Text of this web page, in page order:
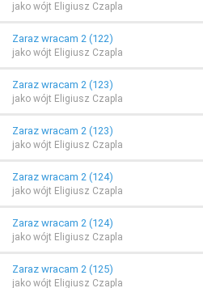
jako wójt Eligiusz Czapla
Zaraz wracam 2 (122)
jako wójt Eligiusz Czapla
Zaraz wracam 2 (123)
jako wójt Eligiusz Czapla
Zaraz wracam 2 (123)
jako wójt Eligiusz Czapla
Zaraz wracam 2 (124)
jako wójt Eligiusz Czapla
Zaraz wracam 2 (124)
jako wójt Eligiusz Czapla
Zaraz wracam 2 (125)
jako wójt Eligiusz Czapla